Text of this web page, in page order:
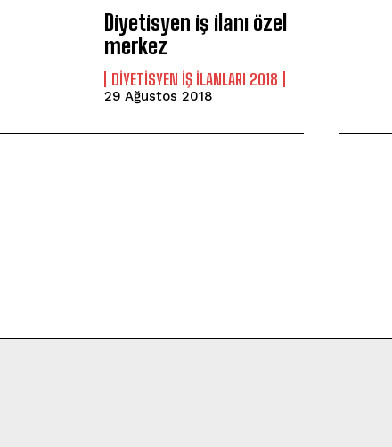
Diyetisyen iş ilanı özel
merkez
DIYETISYEN IŞ ILANLARI 2018
29 Ağustos 2018